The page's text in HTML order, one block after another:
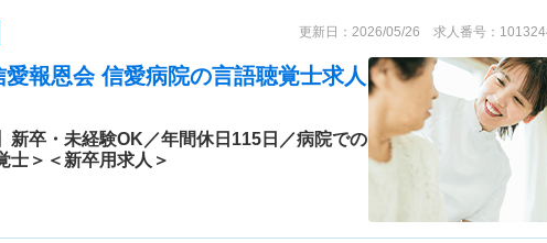
更新日：2026/05/26 求人番号：
報恩会 信愛病院の言語聴覚士求人
新卒・未経験OK／年間休日115日／病院での
士＞＜新卒用求人＞